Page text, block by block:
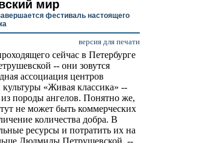
мир
фестиваль настоящего
версия для печати
сейчас в Петербурге
-- они зовутся
ассоциация центров
«Живая классика» --
породы ангелов. Понятно же,
не может быть коммерческих
количества добра. В
ресурсы и потратить их на